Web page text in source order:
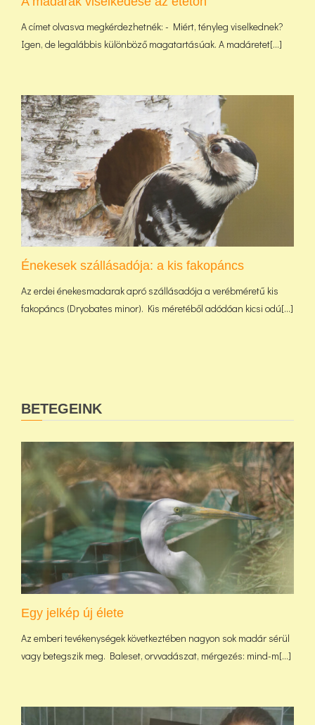
A címet olvasva megkérdezhetnék: - Miért, tényleg viselkednek?
Igen, de legalábbis különböző magatartásúak. A madáretet[...]
Énekesek szállásadója: a kis fakopáncs
Az erdei énekesmadarak apró szállásadója a verébméretű kis
fakopáncs (Dryobates minor). Kis méretéből adódóan kicsi odú[...]
BETEGEINK
Egy jelkép új élete
Az emberi tevékenységek következtében nagyon sok madár sérül
vagy betegszik meg. Baleset, orvvadászat, mérgezés: mind-m[...]